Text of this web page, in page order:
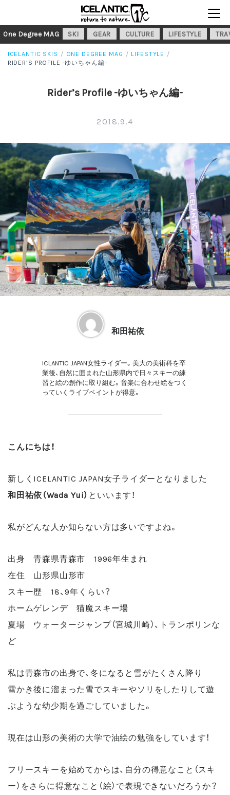
One Degree MAG SKI GEAR CULTURE LIFESTYLE
ICELANTIC SKIS ONE DEGREE MAG
LIFESTYLE
RIDER’S PROFILE -ゆいちゃん編-
Rider’s Profile -ゆいちゃん編-
2018.9.4
和田祐依
ICLANTIC JAPAN女性ライダー。美大の美術科を卒
業後、自然に囲まれた山形県内で日々スキーの練
習と絵の創作に取り組む。音楽に合わせ絵をつく
っていくライブペイントが得意。
こんにちは！
新しくICELANTIC JAPAN女子ライダーとなりました
和田祐依（Wada Yui） といいます！
私がどんな人か知らない方は多いですよね。
出身 青森県青森市 1996年生まれ
在住 山形県山形市
スキー歴 18、9年くらい？
ホームゲレンデ 猫魔スキー場
夏場 ウォータージャンプ（宮城川崎）、トランポリンな
ど
私は青森市の出身で、冬になると雪がたくさん降り
雪かき後に溜まった雪でスキーやソリをしたりして遊
ぶような幼少期を過ごしていました。
現在は山形の美術の大学で油絵の勉強をしています！
フリースキーを始めてからは、自分の得意なこと（スキ
ー）をさらに得意なこと（絵）で表現できないだろうか？